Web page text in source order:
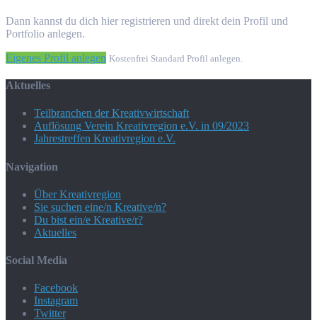
Dann kannst du dich hier registrieren und direkt dein Profil und
Portfolio anlegen.
Eigenes Profil anlegen Kostenfrei Standard Profil anlegen.
Aktuelles
Teilbranchen der Kreativwirtschaft
Auflösung Verein Kreativregion e.V. in 09/2023
Jahrestreffen Kreativregion e.V.
Navigation
Über Kreativregion
Sie suchen eine/n Kreative/n?
Du bist ein/e Kreative/r?
Aktuelles
Social Media
Facebook
Instagram
Twitter